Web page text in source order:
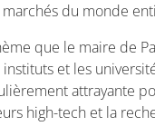
du monde
que le maire de
et les
attrayante
high-tech et la